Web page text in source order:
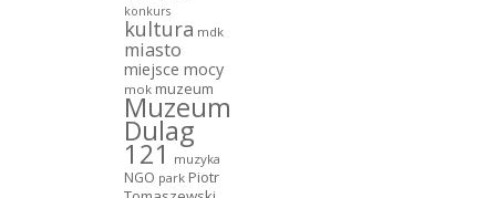
konkurs
kultura mdk
miasto
miejsce mocy
mok muzeum
Muzeum
Dulag
121 muzyka
NGO park Piotr